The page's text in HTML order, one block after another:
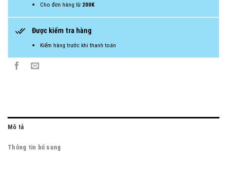
Cho đơn hàng từ200K
Được kiểm tra hàng
Kiểm hàng trước khi thanh toán
Mô tả
Thông tin bổ sung